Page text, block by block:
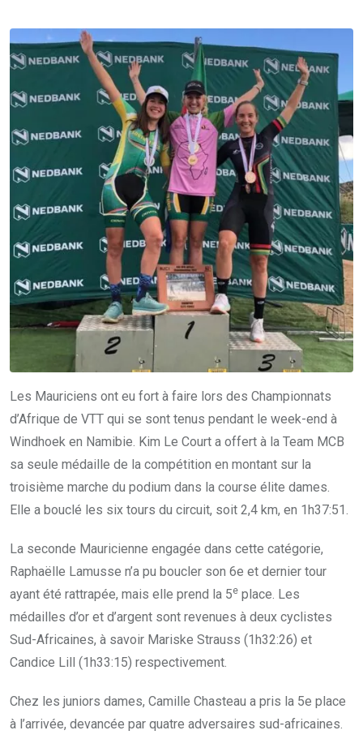
Les Mauriciens ont eu fort à faire lors des Championnats
d’Afrique de VTT qui se sont tenus pendant le week-end à
Windhoek en Namibie. Kim Le Court a offert à la Team MCB
sa seule médaille de la compétition en montant sur la
troisième marche du podium dans la course élite dames.
Elle a bouclé les six tours du circuit, soit 2,4 km, en 1h37:51.
La seconde Mauricienne engagée dans cette catégorie,
Raphaëlle Lamusse n’a pu boucler son 6e et dernier tour
ayant été rattrapée, mais elle prend la 5e place. Les
médailles d’or et d’argent sont revenues à deux cyclistes
Sud-Africaines, à savoir Mariske Strauss (1h32:26) et
Candice Lill (1h33:15) respectivement.
Chez les juniors dames, Camille Chasteau a pris la 5e place
à l’arrivée, devancée par quatre adversaires sud-africaines.